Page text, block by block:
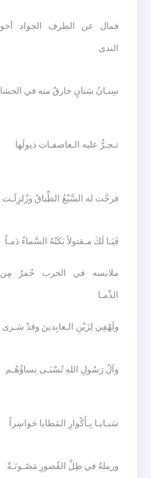
فمال عن الطرف الجواد أخو
الندى
سِنـانُ سَنانٍ خارقٌ منه في الحشا
تـجـرُّ عليه الـعاصفـات ذيولَها
فرجَّت له السَّبْعُ الطِّباقُ وزُلزِلَـت
فَيَـا لَكَ مـقتولاً بَكَتْهُ السَّماءُ دَمـاً
ملابسه في الحرب حُمرٌ مِن
الدِّمـا
ولَهْفِي لِزَيْنِ الـعابِدينَ وقدْ سَـرى
وآلُ رَسُولِ اللهِ تُسْبَـى نِساؤُهُـم
سَبـايـا بِـأَكْوارِ المَطايا حَواسِراً
ورملةُ في ظِلِّ القُصورِ مَصُـونَـةٌ